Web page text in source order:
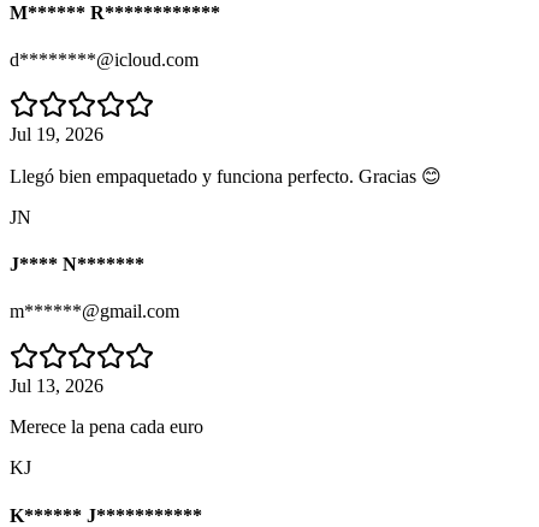
M****** R************
d********@icloud.com
Jul 19, 2026
Llegó bien empaquetado y funciona perfecto. Gracias 😊
JN
J**** N*******
m******@gmail.com
Jul 13, 2026
Merece la pena cada euro
KJ
K****** J***********